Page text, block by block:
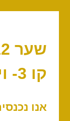
קו 3- וידוי
אנו נכנסים